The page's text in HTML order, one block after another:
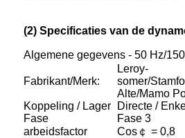
(2) Specificaties van de
Algemene gegevens - 50 Hz/
Fabrikant/Merk:
Leroy-
somer/
Alte/Mamo
Koppeling / Lager
Directe /
Fase
Fase 3
arbeidsfactor
Cos￠ = 0,8